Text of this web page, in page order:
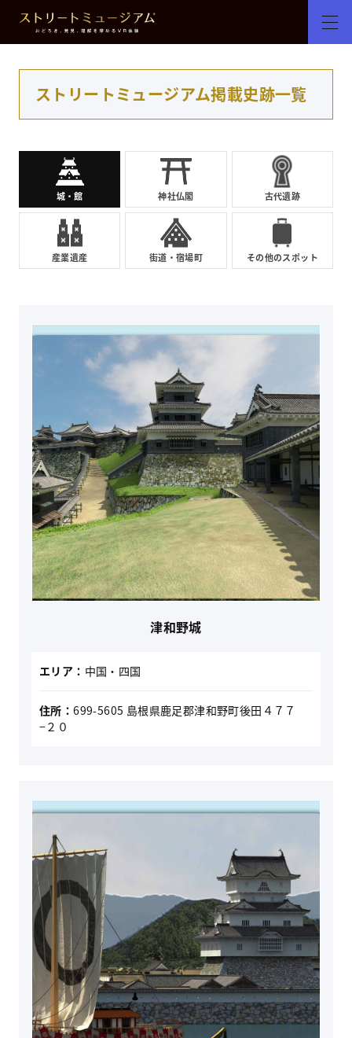
ストリートミュージアム掲載史跡一覧
城・館 神社仏閣 古代遺跡
産業遺産 街道・宿場町 その他のスポット
津和野城
エリア： 中国・四国
住所：699-5605 島根県鹿足郡津和野町後田４７７
−２０